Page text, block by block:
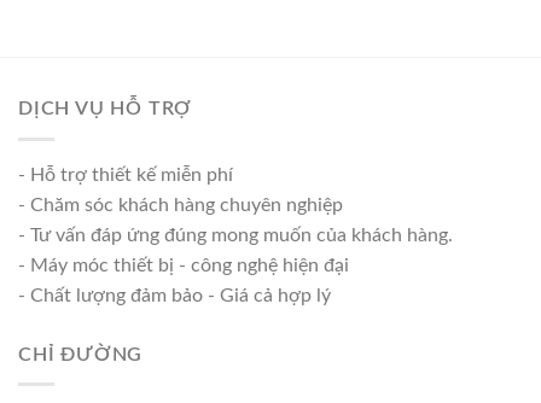
DỊCH VỤ HỖ TRỢ
- Hỗ trợ thiết kế miễn phí
- Chăm sóc khách hàng chuyên nghiệp
- Tư vấn đáp ứng đúng mong muốn của khách hàng.
- Máy móc thiết bị - công nghệ hiện đại
- Chất lượng đảm bảo - Giá cả hợp lý
CHỈ ĐƯỜNG